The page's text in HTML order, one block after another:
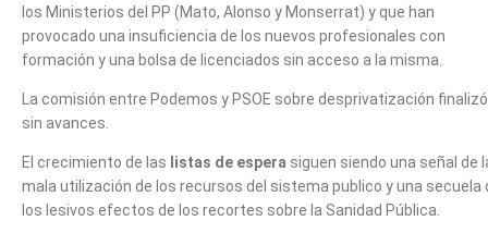
los Ministerios del PP (Mato, Alonso y Monserrat) y que han
provocado una insuficiencia de los nuevos profesionales con
formación y una bolsa de licenciados sin acceso a la misma.
La comisión entre Podemos y PSOE sobre desprivatización finalizó
sin avances.
El crecimiento de las listas de espera siguen siendo una señal de
mala utilización de los recursos del sistema publico y una secuela
los lesivos efectos de los recortes sobre la Sanidad Pública.